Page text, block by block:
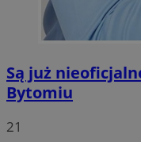
Są już
Bytomiu
21